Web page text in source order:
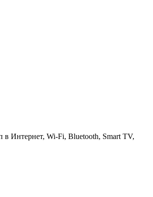
Интернет, Wi-Fi, Bluetooth, Smart TV,